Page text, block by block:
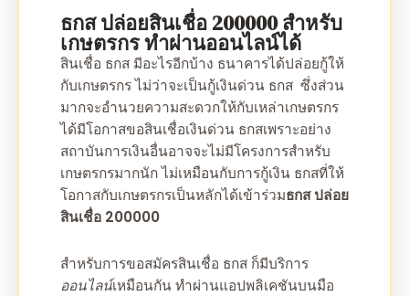
ธกส ปล่อยสินเชื่อ 200000 สำหรับ
เกษตรกร ทำผ่านออนไลน์ได้
สินเชื่อ ธกส มีอะไรอีกบ้าง ธนาคารได้ปล่อยกู้ให้
กับเกษตรกร ไม่ว่าจะเป็นกู้เงินด่วน ธกส ซึ่งส่วน
มากจะอำนวยความสะดวกให้กับเหล่าเกษตรกร
ได้มีโอกาสขอสินเชื่อเงินด่วน ธกสเพราะอย่าง
สถาบันการเงินอื่นอาจจะไม่มีโครงการสำหรับ
เกษตรกรมากนัก ไม่เหมือนกับการกู้เงิน ธกสที่ให้
โอกาสกับเกษตรกรเป็นหลักได้เข้าร่วมธกส ปล่อย
สินเชื่อ 200000
สำหรับการขอสมัครสินเชื่อ ธกส ก็มีบริการ
ออนไลน์เหมือนกัน ทำผ่านแอปพลิเคชันบนมือ